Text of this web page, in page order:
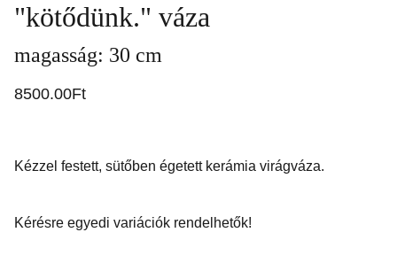
"kötődünk." váza
magasság: 30 cm
8500.00Ft
Kézzel festett, sütőben égetett kerámia virágváza.
Kérésre egyedi variációk rendelhetők!